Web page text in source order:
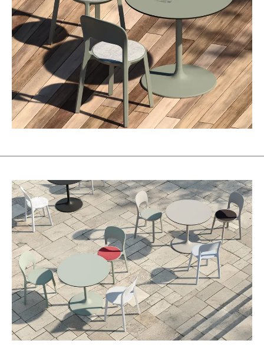
Indie (IN)
Indonezja(ID)
Iran(IR)
Irlandia (IE)
Irlandia Północna(GB)
Izrael (IL)
Japonia(JP)
Jordania(JO)
Kazachstan(KZ)
Kenia(KE)
Korea Południowa(KR)
Kuwejt(KW)
Liechtenstein (LI)
Litwa(LT)
Luksemburg (LU)
Malezja(MY)
Maroko(MA)
Mauretania(MR)